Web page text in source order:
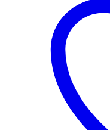
variantes.
Las
opciones
se
pueden
elegir
en
página
de
producto